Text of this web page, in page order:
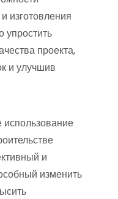
изготовления
упростить
проекта,
и улучшив
и
изменить